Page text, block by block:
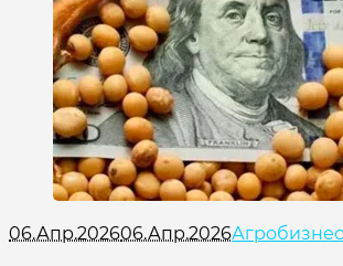
06.Апр.202606.Апр.2026Агробизнес